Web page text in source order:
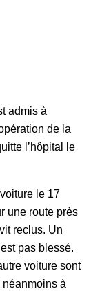
admis à
de la
l’hôpital le
le 17
une route près
reclus. Un
pas blessé.
voiture sont
néanmoins à